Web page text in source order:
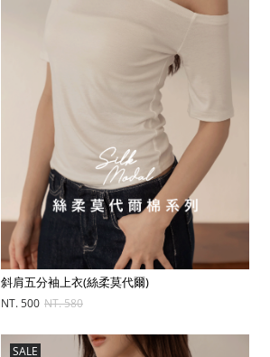
斜肩五分袖上衣(絲柔莫代爾)
NT. 500 NT. 580
SALE